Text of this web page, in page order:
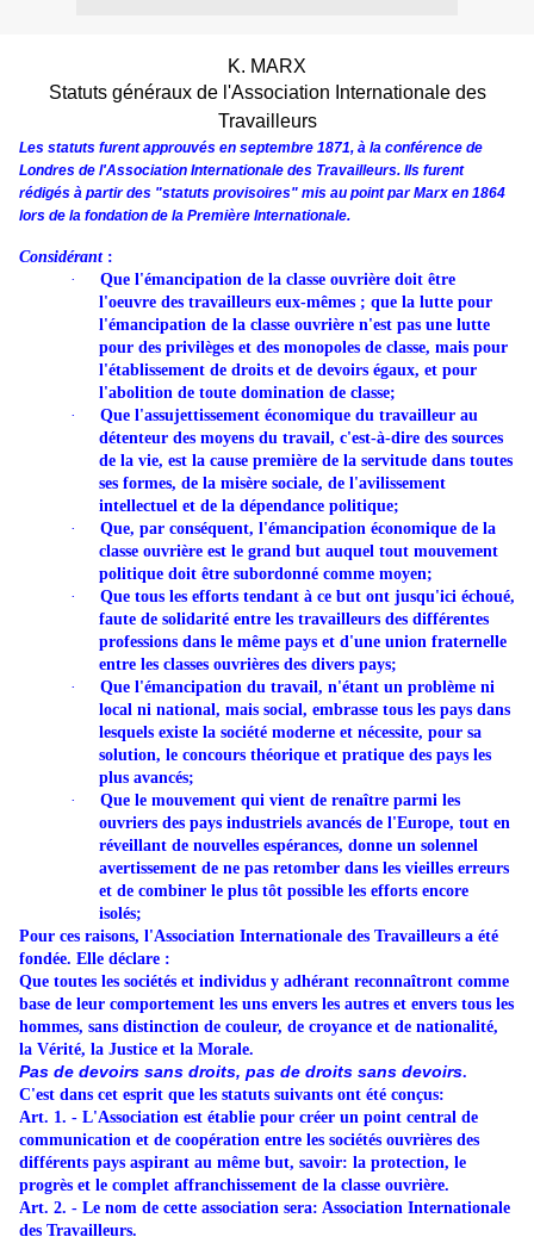
K. MARX
Statuts généraux de l'Association Internationale des
Travailleurs
Les statuts furent approuvés en septembre 1871, à la conférence de
Londres de l'Association Internationale des Travailleurs. Ils furent
rédigés à partir des "statuts provisoires" mis au point par Marx en 1864
lors de la fondation de la Première Internationale.
Considérant:
·
Que l'émancipation de la classe ouvrière doit être
l'oeuvre des travailleurs eux-mêmes ; que la lutte pour
l'émancipation de la classe ouvrière n'est pas une lutte
pour des privilèges et des monopoles de classe, mais pour
l'établissement de droits et de devoirs égaux, et pour
l'abolition de toute domination de classe;
·
Que l'assujettissement économique du travailleur au
détenteur des moyens du travail, c'est-à-dire des sources
de la vie, est la cause première de la servitude dans toutes
ses formes, de la misère sociale, de l'avilissement
intellectuel et de la dépendance politique;
·
Que, par conséquent, l'émancipation économique de la
classe ouvrière est le grand but auquel tout mouvement
politique doit être subordonné comme moyen;
·
Que tous les efforts tendant à ce but ont jusqu'ici échoué,
faute de solidarité entre les travailleurs des différentes
professions dans le même pays et d'une union fraternelle
entre les classes ouvrières des divers pays;
·
Que l'émancipation du travail, n'étant un problème ni
local ni national, mais social, embrasse tous les pays dans
lesquels existe la société moderne et nécessite, pour sa
solution, le concours théorique et pratique des pays les
plus avancés;
·
Que le mouvement qui vient de renaître parmi les
ouvriers des pays industriels avancés de l'Europe, tout en
réveillant de nouvelles espérances, donne un solennel
avertissement de ne pas retomber dans les vieilles erreurs
et de combiner le plus tôt possible les efforts encore
isolés;
Pour ces raisons, l'Association Internationale des Travailleurs a été
fondée. Elle déclare :
Que toutes les sociétés et individus y adhérant reconnaîtront comme
base de leur comportement les uns envers les autres et envers tous les
hommes, sans distinction de couleur, de croyance et de nationalité,
la Vérité, la Justice et la Morale.
Pas de devoirs sans droits, pas de droits sans devoirs.
C'est dans cet esprit que les statuts suivants ont été conçus:
Art. 1. - L'Association est établie pour créer un point central de
communication et de coopération entre les sociétés ouvrières des
différents pays aspirant au même but, savoir: la protection, le
progrès et le complet affranchissement de la classe ouvrière.
Art. 2. - Le nom de cette association sera: Association Internationale
des Travailleurs.